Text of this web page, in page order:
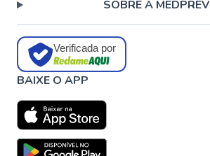
SOBRE A MEDPREV
Verificada por
BAIXE O APP